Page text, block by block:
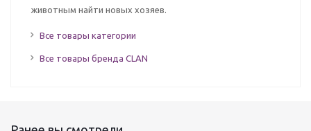
животным найти новых хозяев.
Все товары категории
Все товары бренда CLAN